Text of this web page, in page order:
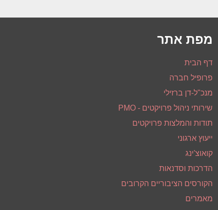
דף הבית
פרופיל חברה
מנכ"ל-דן ברזילי
שירותי ניהול פרויקטים - PMO
תודות והמלצות פרויקטים